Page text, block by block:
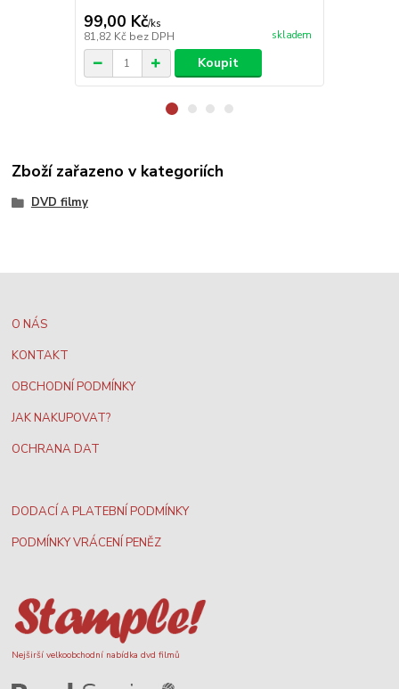
99,00 Kč/ks
81,82 Kč bez DPH skladem
Koupit
Zboží zařazeno v kategoriích
DVD filmy
O NÁS
KONTAKT
OBCHODNÍ PODMÍNKY
JAK NAKUPOVAT?
OCHRANA DAT
DODACÍ A PLATEBNÍ PODMÍNKY
PODMÍNKY VRÁCENÍ PENĚZ
Nejširší velkoobchodní nabídka dvd filmů